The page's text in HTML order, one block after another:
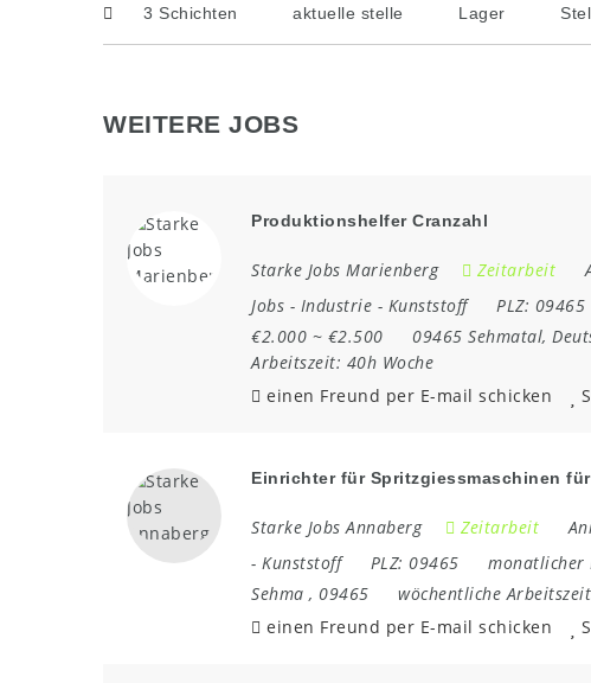
3 Schichten aktuelle stelle Lager
WEITERE JOBS
Produktionshelfer Cranzahl
Starke Jobs Marienberg Zeitarbeit
Jobs - Industrie - Kunststoff PLZ: 09465
€2.000 ~ €2.500
09465 Sehmatal,
Arbeitszeit: 40h Woche
einen Freund per E-mail schicken
Einrichter für Spritzgiessmaschinen
Starke Jobs Annaberg Zeitarbeit
- Kunststoff PLZ: 09465 monatlicher
Sehma , 09465 wöchentliche
einen Freund per E-mail schicken